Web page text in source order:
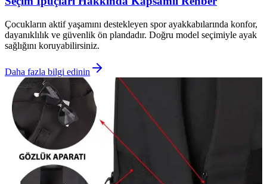
Çocukların aktif yaşamını destekleyen spor ayakkabılarında konfor,
dayanıklılık ve güvenlik ön plandadır. Doğru model seçimiyle ayak
sağlığını koruyabilirsiniz.
Daha fazla bilgi edinin